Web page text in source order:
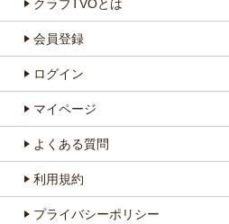
クラブTVOとは
会員登録
ログイン
マイページ
よくある質問
利用規約
プライバシーポリシー